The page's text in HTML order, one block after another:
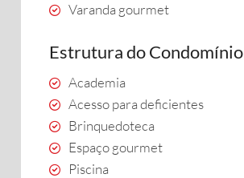
Varanda gourmet
Estrutura do Condomínio
Academia
Acesso para deficientes
Brinquedoteca
Espaço gourmet
Piscina